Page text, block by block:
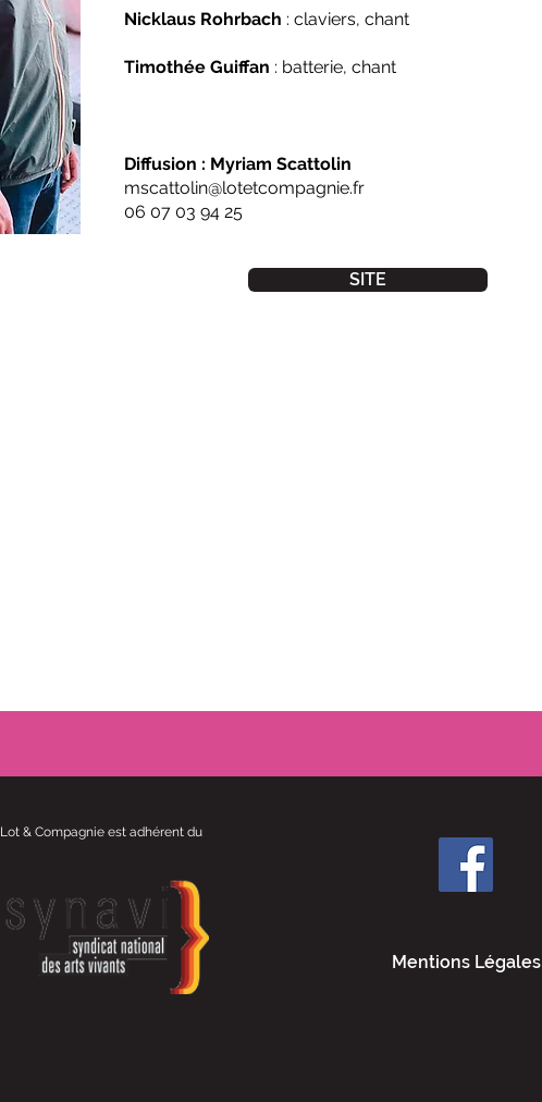
Nicklaus Rohrbach : claviers, chant
Timothée Guiffan : batterie, chant
Diffusion : Myriam Scattolin
mscattolin@lotetcompagnie.fr
06 07 03 94 25
SITE
Lot & Compagnie est adhérent du
Mentions Légales